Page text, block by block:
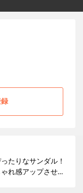
たりなサンダル！
れ感アップさせて